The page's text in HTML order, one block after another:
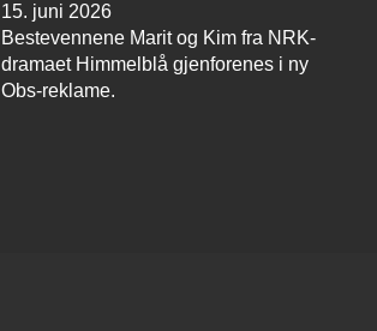
15. juni 2026
Bestevennene Marit og Kim fra NRK-
dramaet Himmelblå gjenforenes i ny
Obs-reklame.